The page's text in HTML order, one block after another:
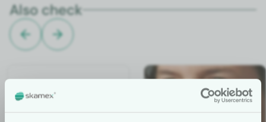
Also check